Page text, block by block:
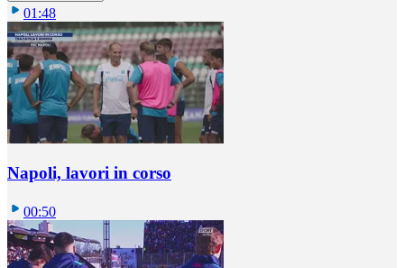
01:48
Napoli, lavori in corso
00:50